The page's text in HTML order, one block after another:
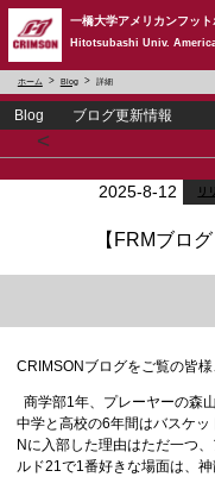
一橋大学アメリカンフッ
Hitotsubashi Univ.
ホーム Blog 詳細
Blog ブログ更新情報
<
2025-8-12 リ
【FRMブロ
CRIMSONブログをご覧の皆様
商学部1年、プレーヤーの森
中学と高校の6年間はバスケ
Nに入部した理由はただ一つ
ルド21で1番好きな場面は、